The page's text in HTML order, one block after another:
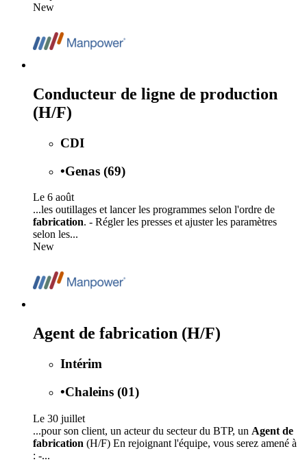
New
Conducteur de ligne de production
(H/F)
CDI
•Genas (69)
Le 6 août
...les outillages et lancer les programmes selon l'ordre de
fabrication. - Régler les presses et ajuster les paramètres
selon les...
New
Agent de fabrication (H/F)
Intérim
•Chaleins (01)
Le 30 juillet
...pour son client, un acteur du secteur du BTP, un Agent de
fabrication (H/F) En rejoignant l'équipe, vous serez amené à
: -...